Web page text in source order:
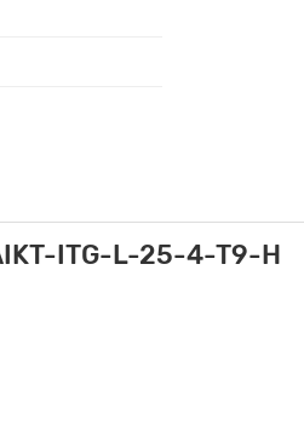
ITG-L-25-4-T9-H